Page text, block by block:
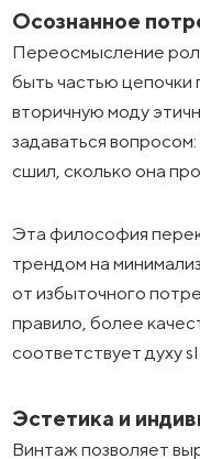
Осознанное
Переосмысление
быть частью цепочки
вторичную моду
задаваться
сшил, сколько она
Эта философия
трендом на
от избыточного
правило, более
соответствует духу
Эстетика и
Винтаж позволяет